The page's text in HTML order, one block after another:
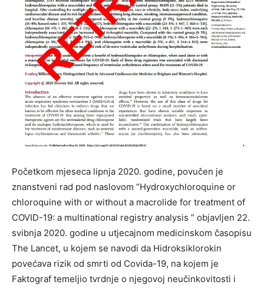
Početkom mjeseca lipnja 2020. godine, povučen je
znanstveni rad pod naslovom “Hydroxychloroquine or
chloroquine with or without a macrolide for treatment of
COVID-19: a multinational registry analysis ” objavljen 22.
svibnja 2020. godine u utjecajnom medicinskom časopisu
The Lancet, u kojem se navodi da Hidroksiklorokin
povećava rizik od smrti od Covida-19, na kojem je
Faktograf temeljio tvrdnje o njegovoj neučinkovitosti i